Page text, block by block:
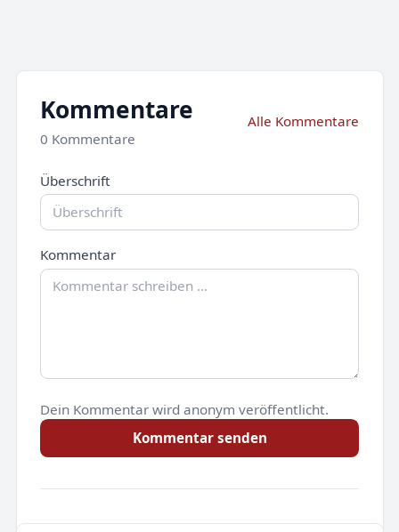
Kommentare
0 Kommentare
Alle Kommentare
Überschrift
Kommentar
Dein Kommentar wird anonym veröffentlicht.
Kommentar senden